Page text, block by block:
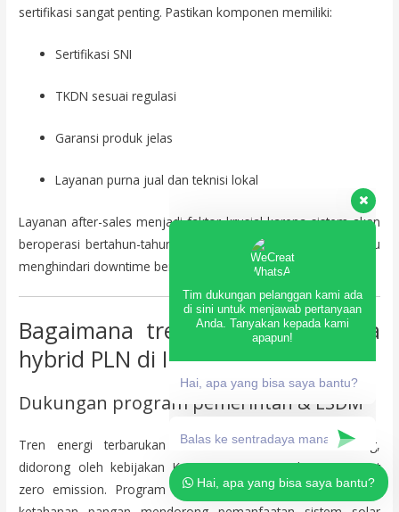
sertifikasi sangat penting. Pastikan komponen memiliki:
Sertifikasi SNI
TKDN sesuai regulasi
Garansi produk jelas
Layanan purna jual dan teknisi lokal
Layanan after-sales menjadi faktor krusial karena sistem akan
beroperasi bertahun-tahun. Dukungan teknis cepat membantu
menghindari downtime berkepanjangan.
Bagaimana tren pompa air surya
hybrid PLN di Indonesia ke depan?
Dukungan program pemerintah & ESDM
Tren energi terbarukan di Indonesia terus berkembang,
didorong oleh kebijakan Kementerian ESDM dan target net
zero emission. Program elektrifikasi desa dan peningkatan
di sini untuk menjawab pertanyaan
Anda. Tanyakan kepada kami
apapun!
Hai, apa yang bisa saya bantu?